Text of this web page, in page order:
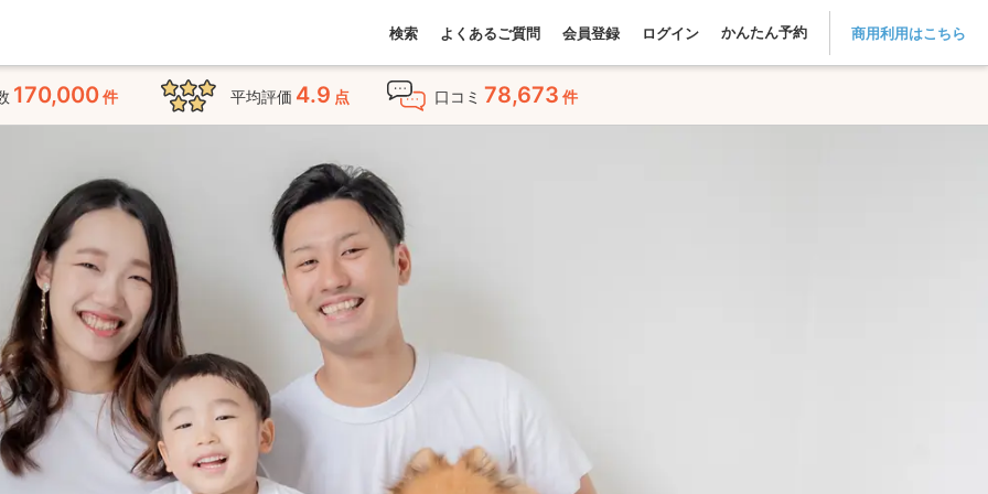
検索 よくあるご質問 会員登録 ログイン かんたん予約 商用利用はこちら
170,000件 平均評価 4.9 点 口コミ 78,673 件